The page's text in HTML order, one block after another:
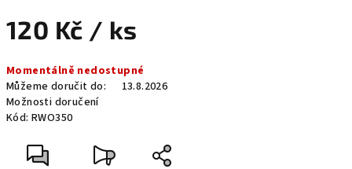
120 Kč / ks
cena:
Momentálně nedostupné
Můžeme doručit do:
13.8.2026
Možnosti doručení
Kód: RWO350